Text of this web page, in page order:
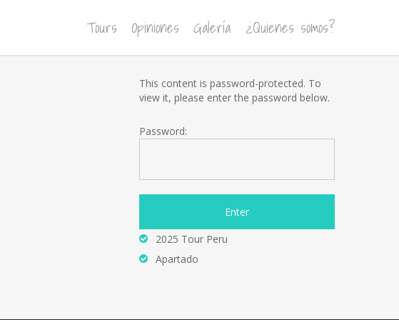
Tours Opiniones Galería ¿Quienes somos?
This content is password-protected. To
view it, please enter the password below.
Password:
2025 Tour Peru
Apartado